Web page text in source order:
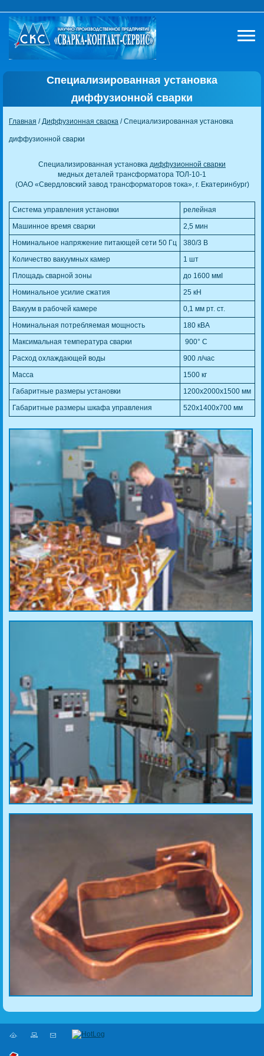
Специализированная установка
диффузионной сварки
Главная /Диффузионная сварка / Специализированная установка
диффузионной сварки
Специализированная установка диффузионной сварки
медных деталей трансформатора ТОЛ-10-1
(ОАО «Свердловский завод трансформаторов тока», г. Екатеринбург)
Система управления установки
релейная
Машинное время сварки
2,5 мин
Номинальное напряжение питающей сети 50 Гц
380/3 В
Количество вакуумных камер
1 шт
Площадь сварной зоны
до 1600 ммІ
Номинальное усилие сжатия
25 кН
Вакуум в рабочей камере
0,1 мм рт. ст.
Номинальная потребляемая мощность
180 кВА
Максимальная температура сварки
900° С
Расход охлаждающей воды
900 л/час
Масса
1500 кг
Габаритные размеры установки
1200х2000х1500 мм
Габаритные размеры шкафа управления
520х1400х700 мм